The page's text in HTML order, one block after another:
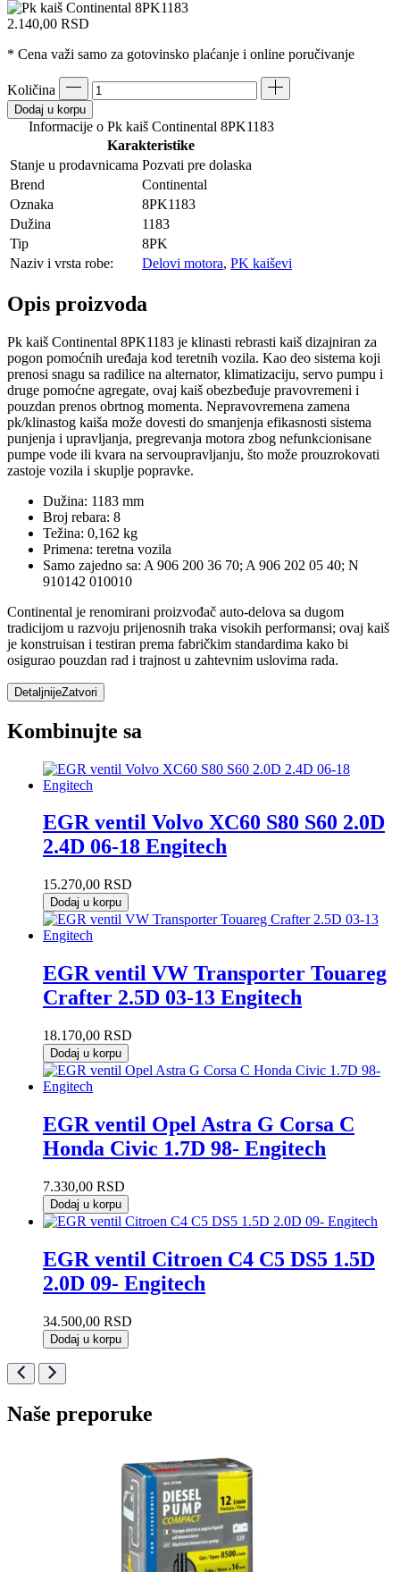
2.140,00 RSD
* Cena važi samo za gotovinsko plaćanje i online poručivanje
Količina
Dodaj u korpu
Informacije o Pk kaiš Continental 8PK1183
Karakteristike
Stanje u prodavnicama Pozvati pre dolaska
Brend
Continental
Oznaka
8PK1183
Dužina
1183
Tip
8PK
Naziv i vrsta robe:
Delovi motora, PK kaiševi
Opis proizvoda
Pk kaiš Continental 8PK1183 je klinasti rebrasti kaiš dizajniran za
pogon pomoćnih uređaja kod teretnih vozila. Kao deo sistema koji
prenosi snagu sa radilice na alternator, klimatizaciju, servo pumpu i
druge pomoćne agregate, ovaj kaiš obezbeđuje pravovremeni i
pouzdan prenos obrtnog momenta. Nepravovremena zamena
pk/klinastog kaiša može dovesti do smanjenja efikasnosti sistema
punjenja i upravljanja, pregrevanja motora zbog nefunkcionisane
pumpe vode ili kvara na servoupravljanju, što može prouzrokovati
zastoje vozila i skuplje popravke.
Dužina: 1183 mm
Broj rebara: 8
Težina: 0,162 kg
Primena: teretna vozila
Samo zajedno sa: A 906 200 36 70; A 906 202 05 40; N
910142 010010
Continental je renomirani proizvođač auto-delova sa dugom
tradicijom u razvoju prijenosnih traka visokih performansi; ovaj kaiš
je konstruisan i testiran prema fabričkim standardima kako bi
osigurao pouzdan rad i trajnost u zahtevnim uslovima rada.
DetaljnijeZatvori
Kombinujte sa
EGR ventil Volvo XC60 S80 S60 2.0D
2.4D 06-18 Engitech
15.270,00 RSD
Dodaj u korpu
EGR ventil VW Transporter Touareg
Crafter 2.5D 03-13 Engitech
18.170,00 RSD
Dodaj u korpu
EGR ventil Opel Astra G Corsa C
Honda Civic 1.7D 98- Engitech
7.330,00 RSD
Dodaj u korpu
EGR ventil Citroen C4 C5 DS5 1.5D
2.0D 09- Engitech
34.500,00 RSD
Dodaj u korpu
Naše preporuke